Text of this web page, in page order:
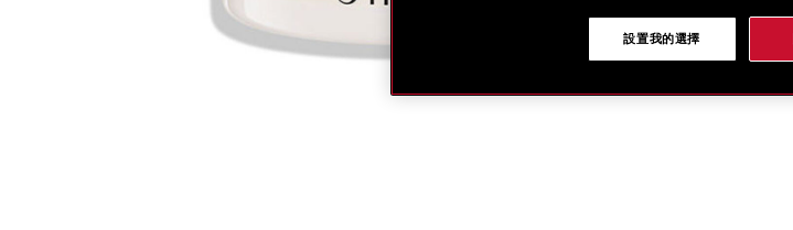
設置我的選擇